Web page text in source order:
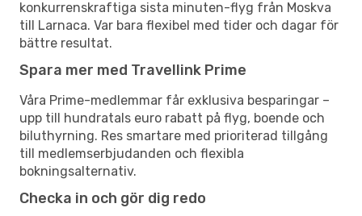
konkurrenskraftiga sista minuten-flyg från Moskva
till Larnaca. Var bara flexibel med tider och dagar för
bättre resultat.
Spara mer med Travellink Prime
Våra Prime-medlemmar får exklusiva besparingar –
upp till hundratals euro rabatt på flyg, boende och
biluthyrning. Res smartare med prioriterad tillgång
till medlemserbjudanden och flexibla
bokningsalternativ.
Checka in och gör dig redo